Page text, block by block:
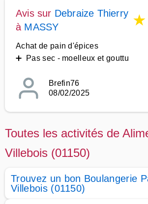
Avis sur Debraize Thierry
à MASSY ★
Achat de pain d'épices
➕ Pas sec - moelleux et gouttu
Brefin76
08/02/2025
Toutes les activités de
Villebois (01150)
Trouvez un bon Boulangerie
Villebois (01150)